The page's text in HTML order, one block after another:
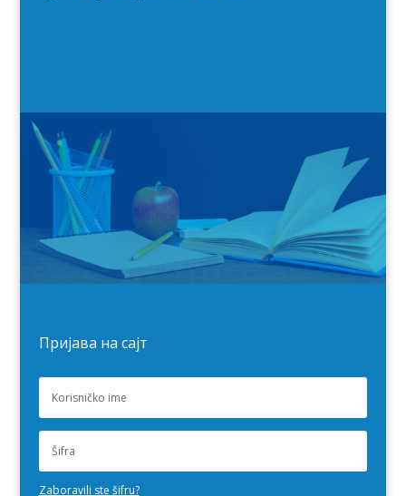
Пријава на сајт
Zaboravili ste šifru?